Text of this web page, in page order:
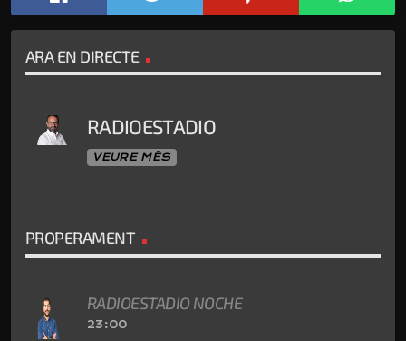
ARA EN DIRECTE
RADIOESTADIO
VEURE MÉS
PROPERAMENT
RADIOESTADIO NOCHE
23:00